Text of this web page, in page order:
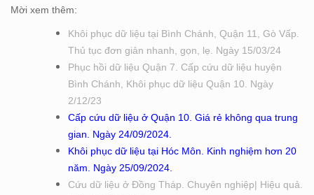
Mời xem thêm:
Khôi phục dữ liệu tại Bình Chánh, Quận 11, Gò Vấp.
Thủ tục đơn giản nhanh, gọn, lẹ. Ngày 15/03/24
Phục hồi dữ liệu Quận 7. Cấp cứu dữ liệu huyện
Bình Chánh, Khôi phục dữ liệu Quận 10. Ngày
2/12/23
Cấp cứu dữ liệu ở Quận 10. Giá rẻ không qua trung
gian. Ngày 24/09/2024.
Khôi phục dữ liệu tại Hóc Môn. Kinh nghiệm hơn 20
năm. Ngày 25/09/2024.
Cứu dữ liệu ở Đồng Tháp. Chuyên nghiệp| Hiệu quả.